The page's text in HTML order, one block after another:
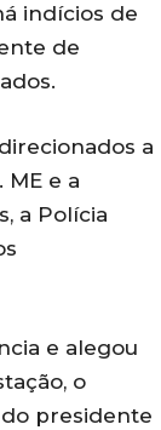
indícios de
de
a
e a
a Polícia
e alegou
o
presidente